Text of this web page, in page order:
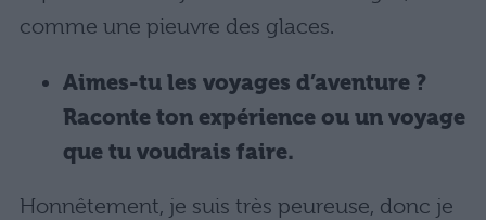
comme une pieuvre des glaces.
Aimes-tu les voyages d’aventure ?
Raconte ton expérience ou un voyage
que tu voudrais faire.
Honnêtement, je suis très peureuse, donc je